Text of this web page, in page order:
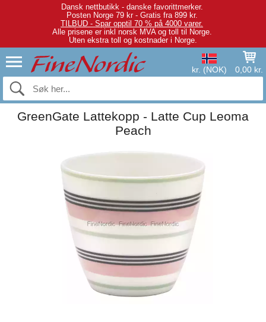
Dansk nettbutikk - danske favorittmerker.
Posten Norge 79 kr - Gratis fra 899 kr.
TILBUD - Spar opptil 70 % på 4000 varer.
Alle prisene er inkl norsk MVA og toll til Norge.
Uten ekstra toll og kostnader i Norge.
kr. (NOK) 0,00 kr.
GreenGate Lattekopp - Latte Cup Leoma
Peach